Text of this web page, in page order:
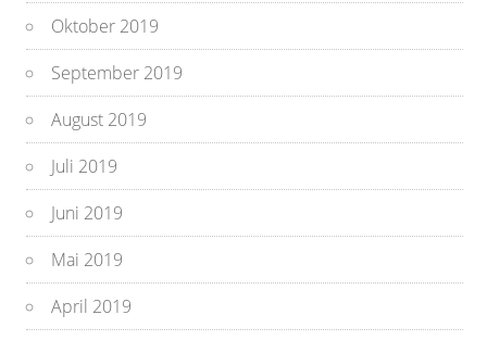
Oktober 2019
September 2019
August 2019
Juli 2019
Juni 2019
Mai 2019
April 2019